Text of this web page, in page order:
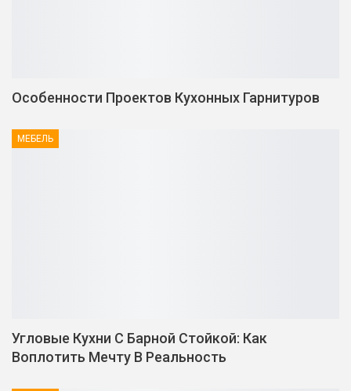
Особенности Проектов Кухонных Гарнитуров
МЕБЕЛЬ
Угловые Кухни С Барной Стойкой: Как
Воплотить Мечту В Реальность